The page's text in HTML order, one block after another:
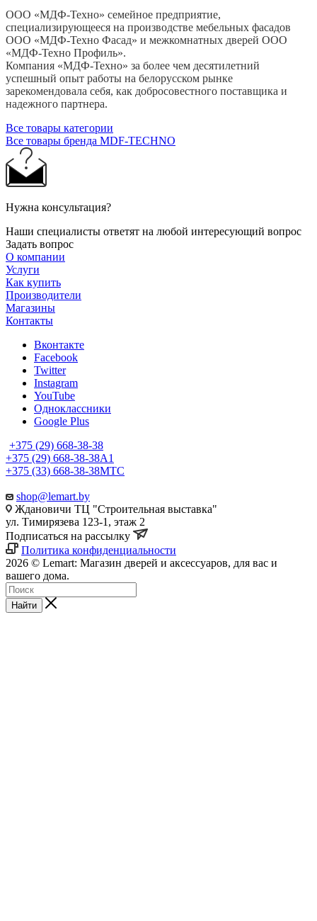
ООО «МДФ-Техно» семейное предприятие,
специализирующееся на производстве мебельных фасадов
ООО «МДФ-Техно Фасад» и межкомнатных дверей ООО
«МДФ-Техно Профиль».
Компания «МДФ-Техно» за более чем десятилетний
успешный опыт работы на белорусском рынке
зарекомендовала себя, как добросовестного поставщика и
надежного партнера.
Все товары категории
Все товары бренда MDF-TECHNO
Нужна консультация?
Наши специалисты ответят на любой интересующий вопрос
Задать вопрос
О компании
Услуги
Как купить
Производители
Магазины
Контакты
Вконтакте
Facebook
Twitter
Instagram
YouTube
Одноклассники
Google Plus
+375 (29) 668-38-38
+375 (29) 668-38-38A1
+375 (33) 668-38-38МТС
shop@lemart.by
Ждановичи ТЦ "Строительная выставка"
ул. Тимирязева 123-1, этаж 2
Подписаться на рассылку
Политика конфиденциальности
2026 © Lemart: Магазин дверей и аксессуаров, для вас и
вашего дома.
Найти